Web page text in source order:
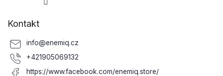
Kontakt
info@enemiq.cz
+421905069132
https://www.facebook.com/enemiq.store/